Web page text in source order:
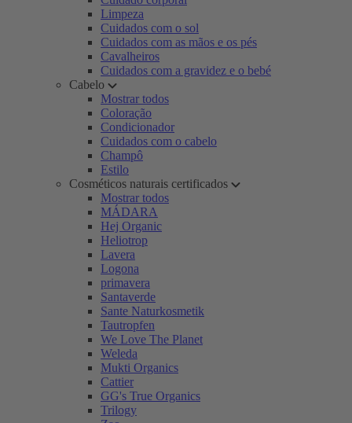
Limpeza
Cuidados com o sol
Cuidados com as mãos e os pés
Cavalheiros
Cuidados com a gravidez e o bebé
Cabelo
Mostrar todos
Coloração
Condicionador
Cuidados com o cabelo
Champô
Estilo
Cosméticos naturais certificados
Mostrar todos
MÁDARA
Hej Organic
Heliotrop
Lavera
Logona
primavera
Santaverde
Sante Naturkosmetik
Tautropfen
We Love The Planet
Weleda
Mukti Organics
Cattier
GG's True Organics
Trilogy